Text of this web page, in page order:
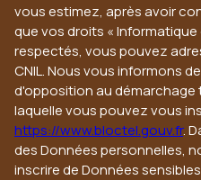
vous estimez, après avoir
que vos droits «
respectés, vous pouvez
CNIL. Nous vous informons
d'opposition au démarchage
laquelle vous pouvez vous
https://www.bloctel.gouv.fr.
des Données personnelles,
inscrire de Données